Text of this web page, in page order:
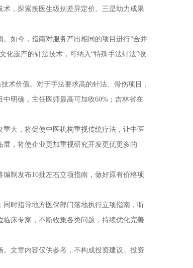
，探索按医生级别差异定价。三是助力成果
如今，指南对服务产出相同的项目进行“合并
化遗产的针法技术，可纳入“特殊手法针法”收
价值。对于手法要求高的针法、骨伤项目，
明确，主任医师最高可加收60%；吉林省在
大，将促使中医机构重视传统疗法，让中医
，将使企业更加重视研究开发更优更多的
制发布10批左右立项指南，做好原有价格项
时指导地方医保部门落地执行立项指南，听
床专家，不断收集各类问题，持续优化完善
文章内容仅供参考，不构成投资建议。投资